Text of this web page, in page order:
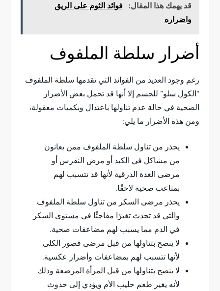
قد يهمك هذا المقال:
فوائد الثوم على الريق
واضراره
أضرار سلطة الملفوف
رغم وجود العديد من الفوائد التي تقدمها سلطة الملفوف
“الكول سلو” للجسم إلا أنها قد تحمل بعض الأضرار
الصحية في حالة عدم تناولها باعتدال وبكميات معقولة،
ومن هذه الأضرار ما يلي:
يحذر من تناول سلطة الملفوف ممن يعانون
من مشاكل في الكبد أو مرض النقرس أو
مرضى الغدة الدرقية لأنها قد تتسبب لهم
بمتاعب صحية لاحقًا.
يحذر مرضى السكر من تناول سلطة الملفوف
والتي قد تحدث تغيرًا مفاجئًا في مستوى السكر
في الدم مما يسبب لهم مضاعفات صحية.
لا ينصح بتناولها من قبل مرضى قصور الكلى
لأنها تتسبب لهم بمضاعفات وأضرار عكسية.
لا ينصح بتناولها من قبل المرأة المرضعة وذلك
لأنه يغير طعم حليب الأم ويؤدي إلى حدوث